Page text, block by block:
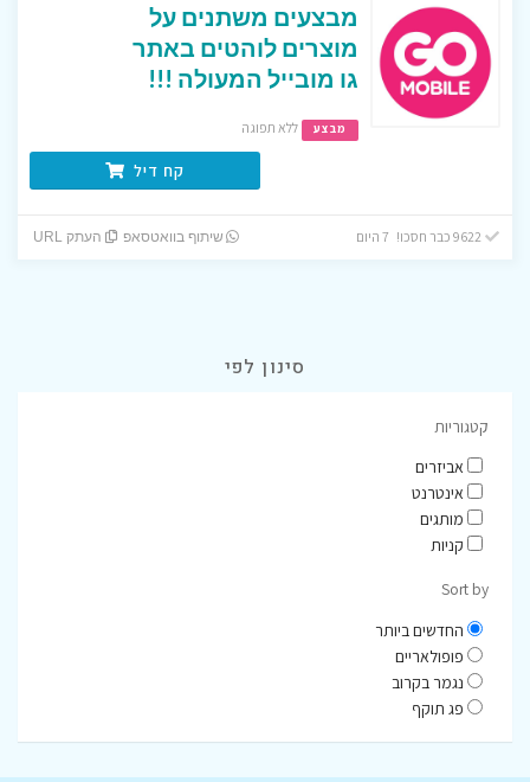
מבצעים משתנים על
מוצרים לוהטים באתר
גו מובייל המעולה !!!
מבצע ללא תפוגה
קח דיל
שיתוף בוואטסאפ העתק URL
סינון לפי
קטגוריות
אביזרים
אינטרנט
מותגים
קניות
Sort by
החדשים ביותר
פופולאריים
נגמר בקרוב
פג תוקף